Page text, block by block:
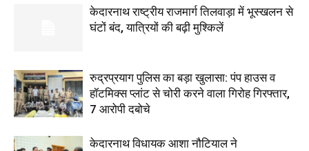
केदारनाथ राष्ट्रीय राजमार्ग तिलवाड़ा में भूस्खलन से
घंटों बंद, यात्रियों की बढ़ी मुश्किलें
रुद्रप्रयाग पुलिस का बड़ा खुलासा: पंप हाउस व
हॉटमिक्स प्लांट से चोरी करने वाला गिरोह गिरफ्तार,
7 आरोपी दबोचे
केदारनाथ विधायक आशा नौटियाल ने